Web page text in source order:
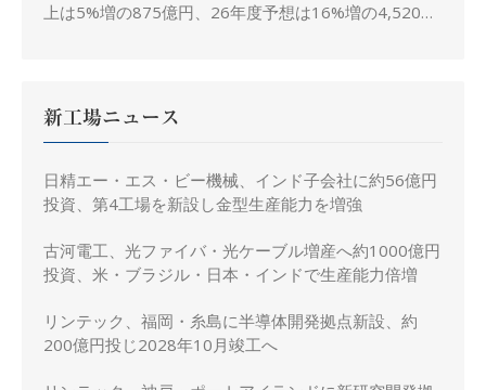
上は5%増の875億円、26年度予想は16%増の4,520億
新工場ニュース
日精エー・エス・ビー機械、インド子会社に約56億円
投資、第4工場を新設し金型生産能力を増強
古河電工、光ファイバ・光ケーブル増産へ約1000億円
投資、米・ブラジル・日本・インドで生産能力倍増
リンテック、福岡・糸島に半導体開発拠点新設、約
200億円投じ2028年10月竣工へ